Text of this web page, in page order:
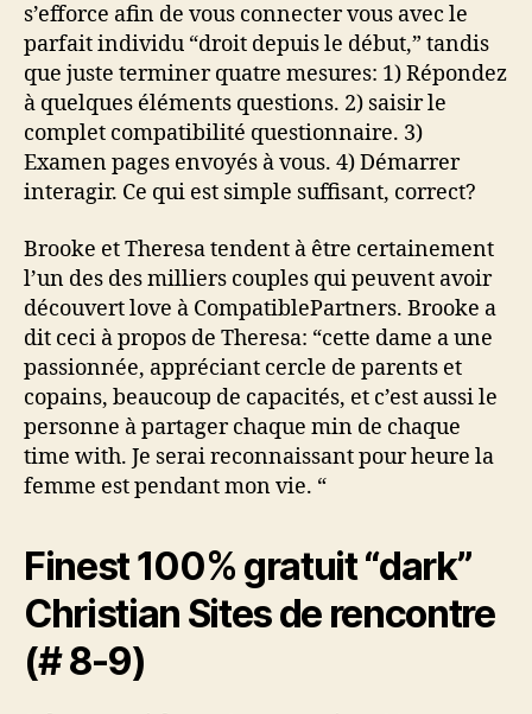
s’efforce afin de vous connecter vous avec le
parfait individu “droit depuis le début,” tandis
que juste terminer quatre mesures: 1) Répondez
à quelques éléments questions. 2) saisir le
complet compatibilité questionnaire. 3)
Examen pages envoyés à vous. 4) Démarrer
interagir. Ce qui est simple suffisant, correct?
Brooke et Theresa tendent à être certainement
l’un des des milliers couples qui peuvent avoir
découvert love à CompatiblePartners. Brooke a
dit ceci à propos de Theresa: “cette dame a une
passionnée, appréciant cercle de parents et
copains, beaucoup de capacités, et c’est aussi le
personne à partager chaque min de chaque
time with. Je serai reconnaissant pour heure la
femme est pendant mon vie. “
Finest 100% gratuit “dark”
Christian Sites de rencontre
(# 8-9)